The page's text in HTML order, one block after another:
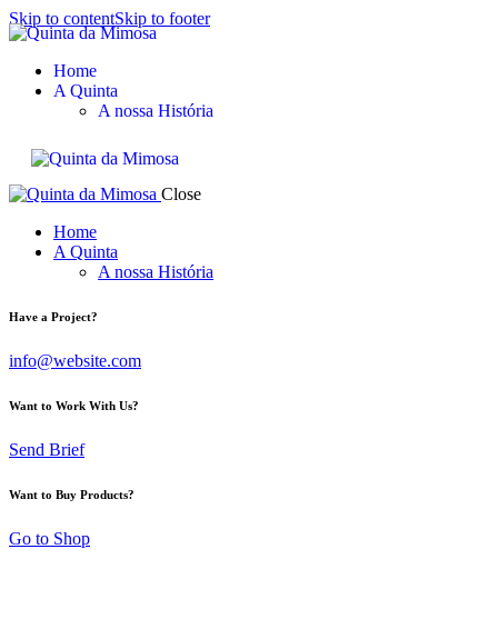
Skip to contentSkip to footer
Home
A Quinta
A nossa História
Close
Home
A Quinta
A nossa História
Have a Project?
info@website.com
Want to Work With Us?
Send Brief
Want to Buy Products?
Go to Shop